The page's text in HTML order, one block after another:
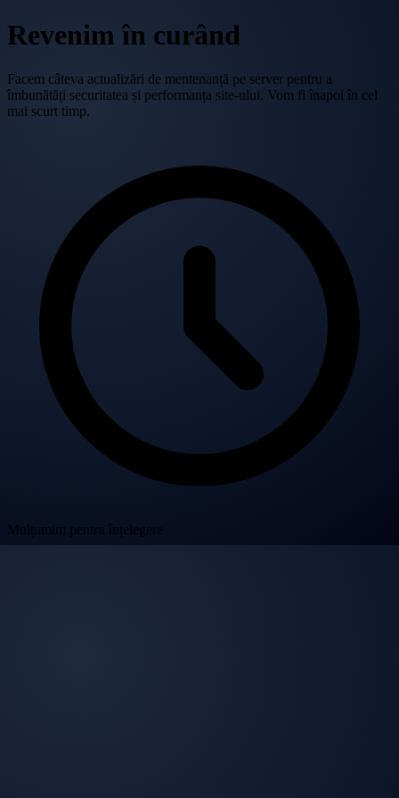
Revenim în curând
Facem câteva actualizări de mentenanță pe server pentru a
îmbunătăți securitatea și performanța site-ului. Vom fi înapoi în cel
mai scurt timp.
Mulțumim pentru înțelegere